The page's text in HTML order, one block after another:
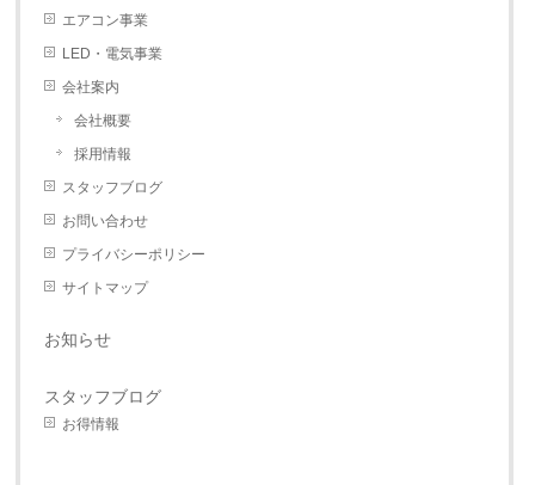
エアコン事業
LED・電気事業
会社案内
会社概要
採用情報
スタッフブログ
お問い合わせ
プライバシーポリシー
サイトマップ
お知らせ
スタッフブログ
お得情報